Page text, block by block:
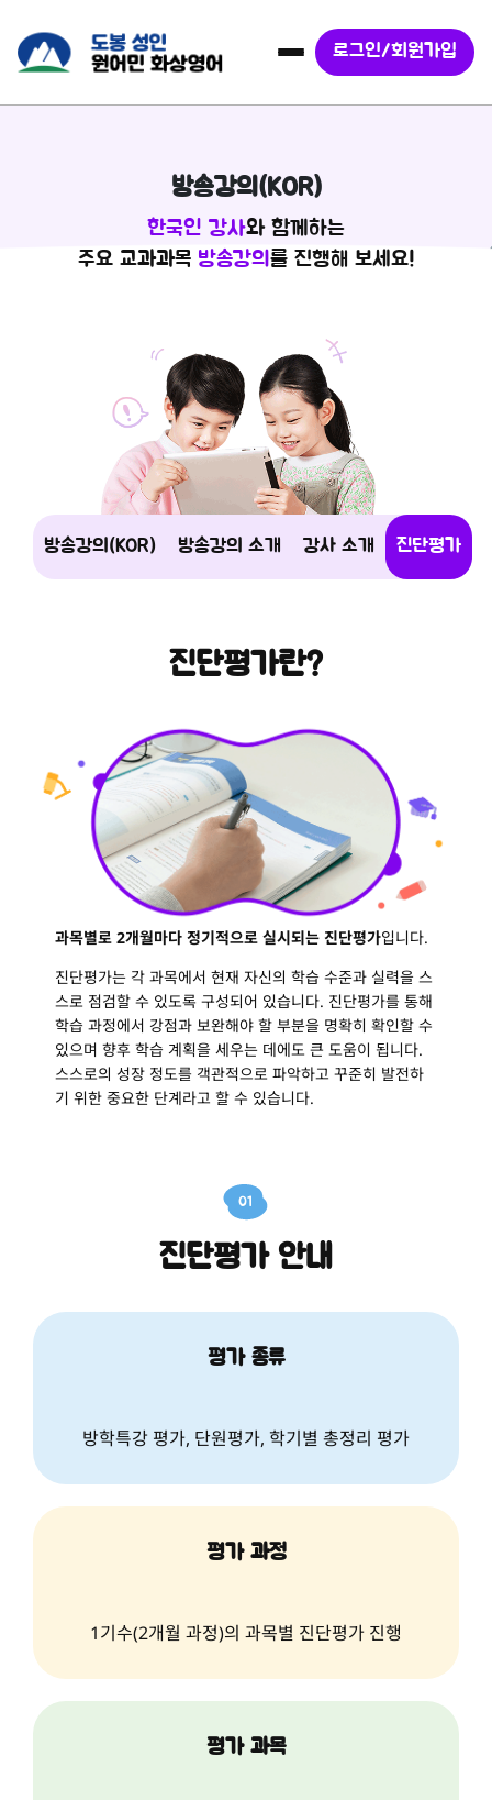
로그인/회원가입
방송강의(KOR)
한국인 강사와 함께하는
주요 교과과목 방송강의를 진행해 보세요!
방송강의(KOR) 방송강의 소개 강사 소개 진단평가
진단평가란?
과목별로 2개월마다 정기적으로 실시되는 진단평가입니다.
진단평가는 각 과목에서 현재 자신의 학습 수준과 실력을 스
스로 점검할 수 있도록 구성되어 있습니다. 진단평가를 통해
학습 과정에서 강점과 보완해야 할 부분을 명확히 확인할 수
있으며 향후 학습 계획을 세우는 데에도 큰 도움이 됩니다.
스스로의 성장 정도를 객관적으로 파악하고 꾸준히 발전하
기 위한 중요한 단계라고 할 수 있습니다.
01
진단평가 안내
평가 종류
방학특강 평가, 단원평가, 학기별 총정리 평가
평가 과정
1기수(2개월 과정)의 과목별 진단평가 진행
평가 과목